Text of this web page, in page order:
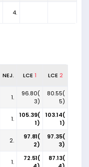
4.
NEJ. LCE 1 LCE 2
1.
96.80(
3)
80.55(
5)
1.
105.39(
1)
103.14(
1)
2.
97.81(
2)
97.35(
3)
1.
72.51(
87.13(